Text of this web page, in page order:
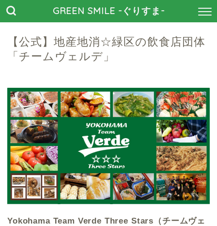
GREEN SMILE -ぐりすま-
【公式】地産地消☆緑区の飲食店団体
「チームヴェルデ」
Yokohama Team Verde Three Stars（チームヴェ